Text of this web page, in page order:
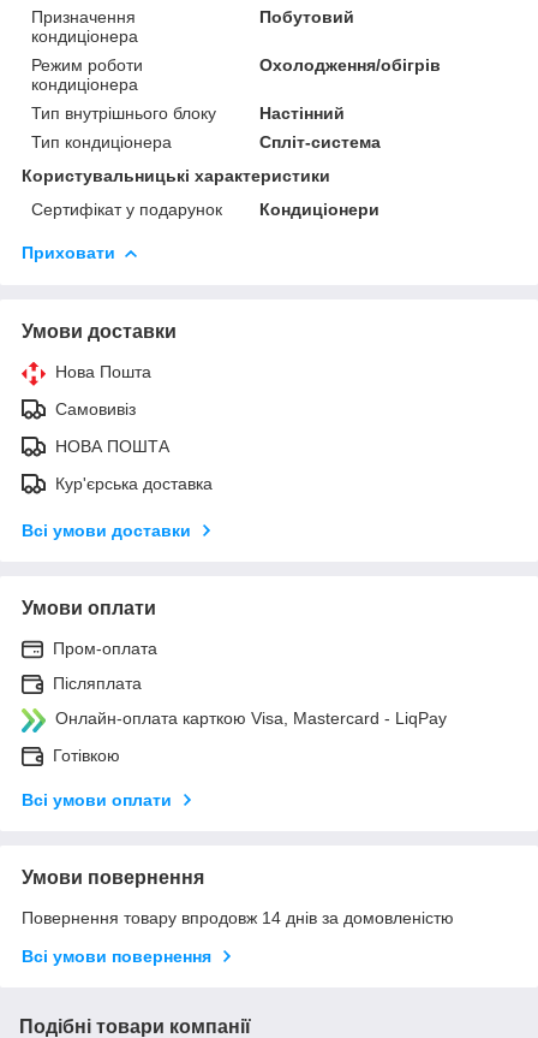
Призначення
кондиціонера
Побутовий
Режим роботи
кондиціонера
Охолодження/обігрів
Тип внутрішнього блоку
Настінний
Тип кондиціонера
Спліт-система
Користувальницькі характеристики
Сертифікат у подарунок
Кондиціонери
Приховати
Умови доставки
Нова Пошта
Самовивіз
НОВА ПОШТА
Кур'єрська доставка
Всі умови доставки
Умови оплати
Пром-оплата
Післяплата
Онлайн-оплата карткою Visa, Mastercard - LiqPay
Готівкою
Всі умови оплати
Умови повернення
Повернення товару впродовж 14 днів за домовленістю
Всі умови повернення
Подібні товари компанії